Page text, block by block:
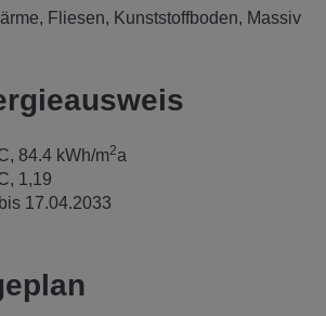
Fliesen Kunststoffboden Massiv
84.4 kWh/m2a
1,19
17.04.2033